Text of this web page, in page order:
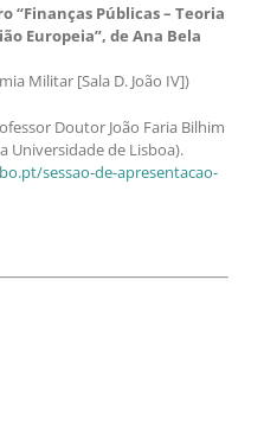
“Finanças Públicas – Teoria
Europeia”, de Ana Bela
Militar [Sala D. João IV])
Doutor João Faria Bilhim
Universidade de Lisboa).
sessao-de-apresentacao-